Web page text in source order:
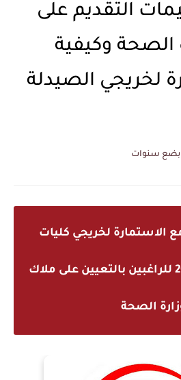
التقديم على
الصحة وكيفية
لخريجي الصيدلة
بضع سنوات
الاستمارة لخريجي كليات
الصيدلة 2022 - 2023 للراغبين بالتعيين على ملاك
الصحة